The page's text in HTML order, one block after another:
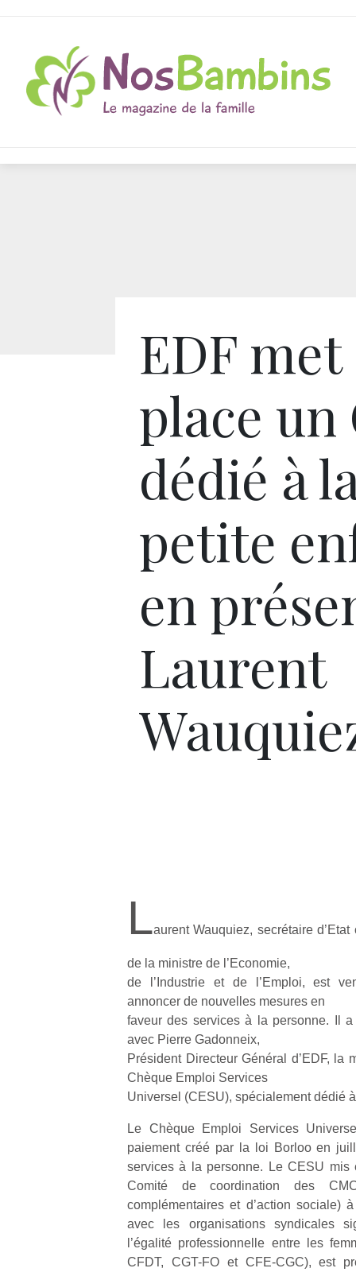
EDF
place un
dédié à
petite
en
Laurent
Laurent Wauquiez, secrétaire
de la ministre de l’Economie,
de l’Industrie et de l’Emploi, est
annoncer de nouvelles mesures en
faveur des services à la personne. Il
avec Pierre Gadonneix,
Président Directeur Général d’EDF, la
Chèque Emploi Services
Universel (CESU), spécialement dédié
Le Chèque Emploi Services
paiement créé par la loi Borloo en
services à la personne. Le CESU mis
Comité de coordination des
complémentaires et d’action sociale)
avec les organisations syndicales
l’égalité professionnelle entre les
CFDT, CGT-FO et CFE-CGC), est